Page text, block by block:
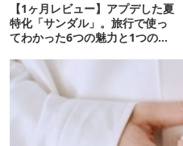
【1ヶ月レビュー】アプデした夏
特化「サンダル」。旅行で使っ
てわかった6つの魅力と1つの注